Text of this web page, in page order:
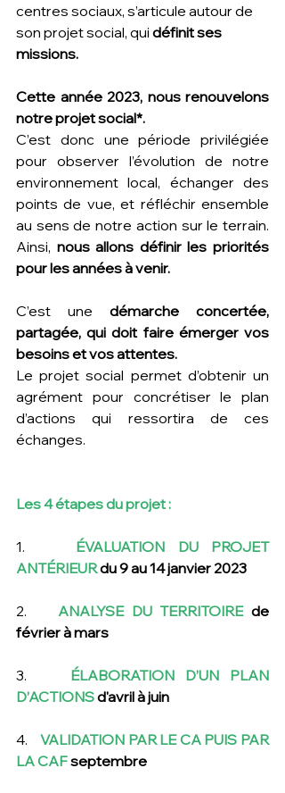
centres sociaux, s’articule autour de
son projet social, qui définit ses
missions.
Cette année 2023, nous renouvelons
notre projet social*.
C’est donc une période privilégiée
pour observer l’évolution de notre
environnement local, échanger des
points de vue, et réfléchir ensemble
au sens de notre action sur le terrain.
Ainsi, nous allons définir les priorités
pour les années à venir.
C’est une démarche concertée,
partagée, qui doit faire émerger vos
besoins et vos attentes.
Le projet social permet d’obtenir un
agrément pour concrétiser le plan
d’actions qui ressortira de ces
échanges.
Les 4 étapes du projet :
1. ÉVALUATION DU PROJET
ANTÉRIEUR du 9 au 14 janvier 2023
2. ANALYSE DU TERRITOIRE de
février à mars
3. ÉLABORATION D’UN PLAN
D’ACTIONS d'avril à juin
4. VALIDATION PAR LE CA PUIS PAR
LA CAF septembre